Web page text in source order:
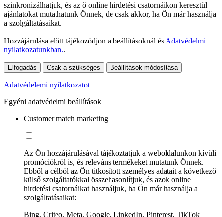
szinkronizálhatjuk, és az ő online hirdetési csatornáikon keresztül
ajánlatokat mutathatunk Önnek, de csak akkor, ha Ön már használja
a szolgáltatásaikat.
Hozzájárulása előtt tájékozódjon a beállításoknál és Adatvédelmi
nyilatkozatunkban..
Elfogadás Csak a szükséges Beállítások módosítása
Adatvédelemi nyilatkozatot
Egyéni adatvédelmi beállítások
Customer match marketing
Az Ön hozzájárulásával tájékoztatjuk a weboldalunkon kívüli
promóciókról is, és releváns termékeket mutatunk Önnek.
Ebből a célból az Ön titkosított személyes adatait a következő
külső szolgáltatókkal összehasonlítjuk, és azok online
hirdetési csatornáikat használjuk, ha Ön már használja a
szolgáltatásaikat:
Bing, Criteo, Meta, Google, LinkedIn, Pinterest, TikTok